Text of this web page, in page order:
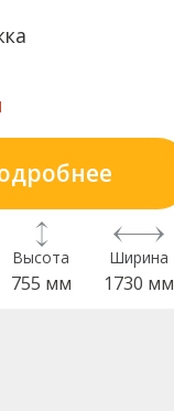
Высота
755 мм
Ширина
1730 мм